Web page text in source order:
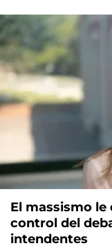
El massismo
control del
intendentes